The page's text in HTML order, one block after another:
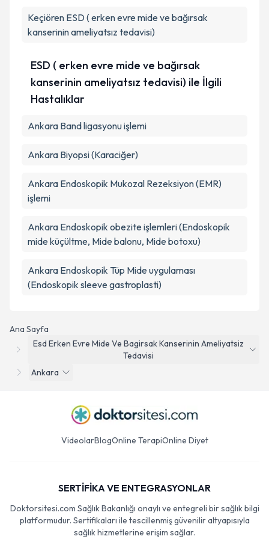
Ana Sayfa
Esd Erken Evre Mide Ve Bagirsak Kanserinin Ameliyatsiz
Tedavisi
Ankara
Keçiören ESD ( erken evre mide ve bağırsak
kanserinin ameliyatsız tedavisi)
ESD ( erken evre mide ve bağırsak
kanserinin ameliyatsız tedavisi) ile İlgili
Hastalıklar
Ankara Band ligasyonu işlemi
Ankara Biyopsi (Karaciğer)
Ankara Endoskopik Mukozal Rezeksiyon (EMR)
işlemi
Ankara Endoskopik obezite işlemleri (Endoskopik
mide küçültme, Mide balonu, Mide botoxu)
Ankara Endoskopik Tüp Mide uygulaması
(Endoskopik sleeve gastroplasti)
VideolarBlogOnline TerapiOnline Diyet
SERTİFİKA VE ENTEGRASYONLAR
Doktorsitesi.com Sağlık Bakanlığı onaylı ve entegreli bir sağlık bilgi
platformudur. Sertifikaları ile tescillenmiş güvenilir altyapısıyla
sağlık hizmetlerine erişim sağlar.